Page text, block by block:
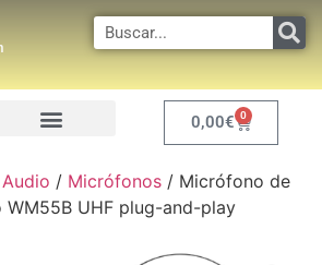
0,00€ 0
/ Micrófonos / Micrófono de
UHF plug-and-play